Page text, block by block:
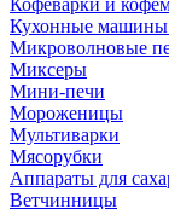
Кофеварки и
Кухонные
Микроволновые
Миксеры
Мини-печи
Мороженицы
Мультиварки
Мясорубки
Аппараты для
Ветчинницы